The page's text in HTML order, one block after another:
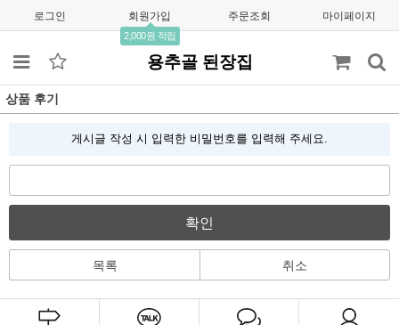
로그인 회원가입
2,000원 적립
주문조회 마이페이지
용추골 된장집
상품 후기
게시글 작성 시 입력한 비밀번호를 입력해 주세요.
확인
목록 취소